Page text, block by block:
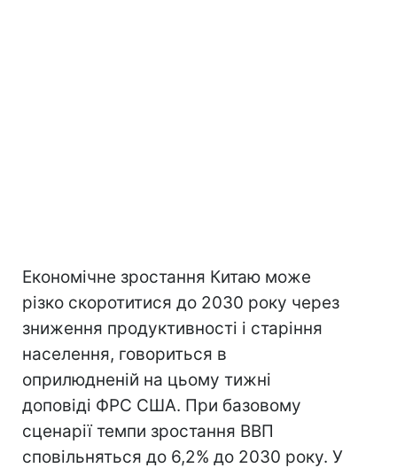
Економічне зростання Китаю може
різко скоротитися до 2030 року через
зниження продуктивності і старіння
населення, говориться в
оприлюдненій на цьому тижні
доповіді ФРС США. При базовому
сценарії темпи зростання ВВП
сповільняться до 6,2% до 2030 року. У